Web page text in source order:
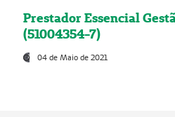
Prestador Essencial
(51004354-7)
04 de Maio de 2021